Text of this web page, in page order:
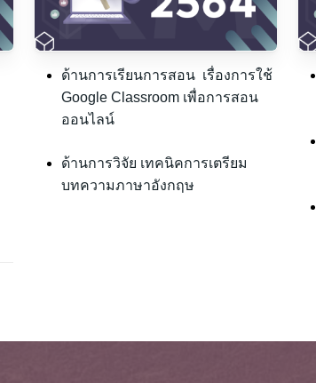
ด้านการเรียนการสอน เรื่องการใช้
Google Classroom เพื่อการสอน
ออนไลน์
ด้านการวิจัย เทคนิคการเตรียม
บทความภาษาอังกฤษ